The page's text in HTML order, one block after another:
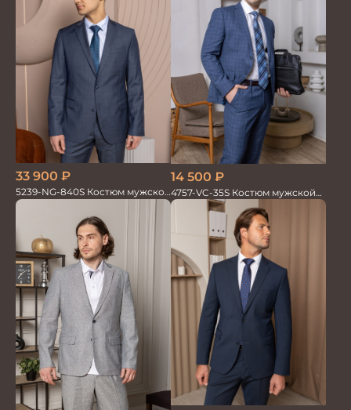
33 900 ₽
5239-NG-840S Костюм мужской
двойка
14 500 ₽
4757-VC-35S Костюм мужской
двойка